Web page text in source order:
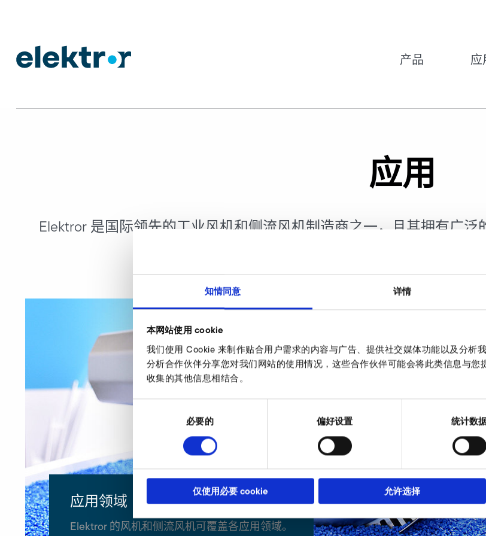
知情同意 详情
本网站使用 cookie
我们使用 Cookie 来制作贴合用户需求的内容与广告、提供社交媒体功能以及分析
分析合作伙伴分享您对我们网站的使用情况，这些合作伙伴可能会将此类信息与
收集的其他信息相结合。
同
必要的 偏好设置 统计数
仅使用必要 cookie 允许选择
产品 应
应用
Elektror 是国际领先的工业风机和侧流风机制造商之一，且其拥有广泛
应用领域
Elektror 的风机和侧流风机可覆盖各应用领域。